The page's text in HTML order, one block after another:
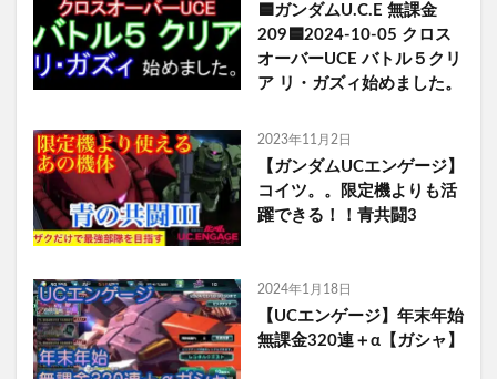
🟦ガンダムU.C.E 無課金
209🟦2024-10-05 クロス
オーバーUCE バトル５クリ
ア リ・ガズィ始めました。
2023年11月2日
【ガンダムUCエンゲージ】
コイツ。。限定機よりも活
躍できる！！青共闘3
2024年1月18日
【UCエンゲージ】年末年始
無課金320連＋α【ガシャ】